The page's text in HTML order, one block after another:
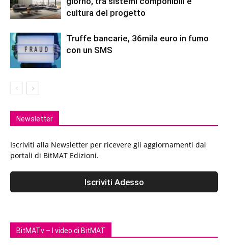
cultura del progetto
Truffe bancarie, 36mila euro in fumo
con un SMS
Newsletter
Iscriviti alla Newsletter per ricevere gli aggiornamenti dai
portali di BitMAT Edizioni.
BitMATv – I video di BitMAT